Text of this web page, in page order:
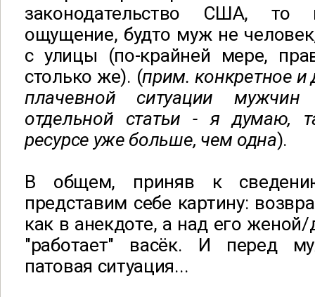
законодательство США, то
ощущение, будто муж не
с улицы (по-крайней мере,
столько же). (прим. конкретное и
плачевной ситуации
отдельной статьи - я думаю,
ресурсе уже больше, чем одна).
В общем, приняв к
представим себе картину:
как в анекдоте, а над его
"работает" васёк. И перед
патовая ситуация...